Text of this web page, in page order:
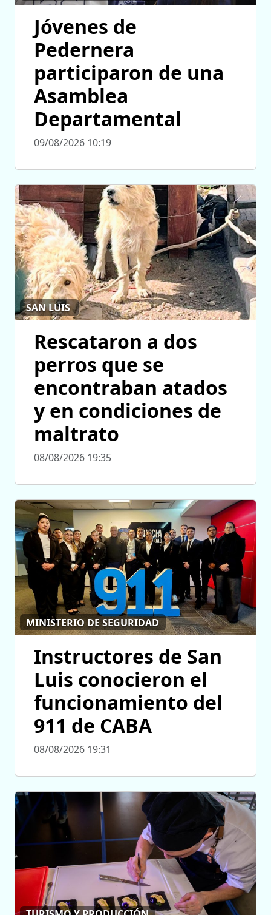
Jóvenes de
Pedernera
participaron de una
Asamblea
Departamental
09/08/2026 10:19
SAN LUIS
Rescataron a dos
perros que se
encontraban atados
y en condiciones de
maltrato
08/08/2026 19:35
MINISTERIO DE SEGURIDAD
Instructores de San
Luis conocieron el
funcionamiento del
911 de CABA
08/08/2026 19:31